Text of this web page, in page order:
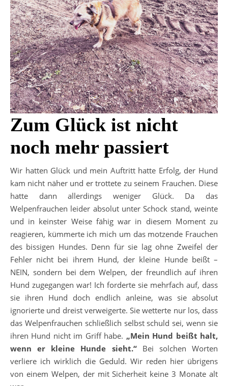
Zum Glück ist nicht
noch mehr passiert
Wir hatten Glück und mein Auftritt hatte Erfolg, der Hund
kam nicht näher und er trottete zu seinem Frauchen. Diese
hatte dann allerdings weniger Glück. Da das
Welpenfrauchen leider absolut unter Schock stand, weinte
und in keinster Weise fähig war in diesem Moment zu
reagieren, kümmerte ich mich um das motzende Frauchen
des bissigen Hundes. Denn für sie lag ohne Zweifel der
Fehler nicht bei ihrem Hund, der kleine Hunde beißt –
NEIN, sondern bei dem Welpen, der freundlich auf ihren
Hund zugegangen war! Ich forderte sie mehrfach auf, dass
sie ihren Hund doch endlich anleine, was sie absolut
ignorierte und dreist verweigerte. Sie wetterte nur los, dass
das Welpenfrauchen schließlich selbst schuld sei, wenn sie
ihren Hund nicht im Griff habe. „Mein Hund beißt halt,
wenn er kleine Hunde sieht.“Bei solchen Worten
verliere ich wirklich die Geduld. Wir reden hier übrigens
von einem Welpen, der mit Sicherheit keine 3 Monate alt